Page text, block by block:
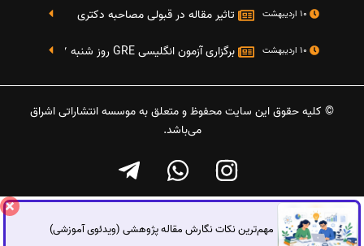
تاثیر مقاله در قبولی مصاحبه دکتری
برگزاری آزمون انگلیسی GRE روز شنبه 27 شهریور(مقارن با 17 سپتامبر 2016)
© کلیه حقوق این سایت محفوظ و متعلق به موسسه انتشاراتی اشراق
می‌باشد.
مهم‌ترین نکات نگارش مقاله پژوهشی (ویدئوی آموزشی)
گفتگوی آنلاین